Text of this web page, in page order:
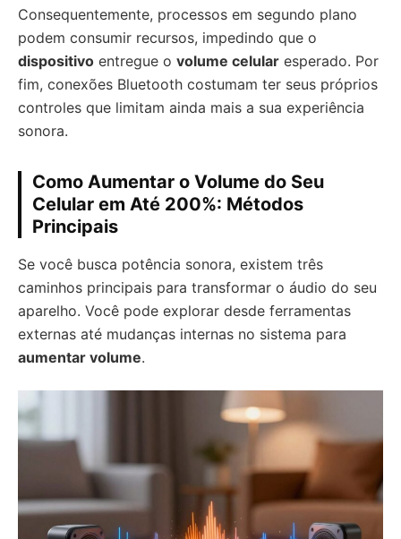
Consequentemente, processos em segundo plano
podem consumir recursos, impedindo que o
dispositivo entregue o volume celular esperado. Por
fim, conexões Bluetooth costumam ter seus próprios
controles que limitam ainda mais a sua experiência
sonora.
Como Aumentar o Volume do Seu
Celular em Até 200%: Métodos
Principais
Se você busca potência sonora, existem três
caminhos principais para transformar o áudio do seu
aparelho. Você pode explorar desde ferramentas
externas até mudanças internas no sistema para
aumentar volume.